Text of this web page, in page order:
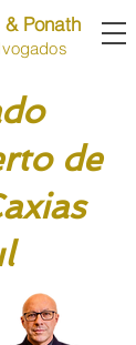
Ponath
de